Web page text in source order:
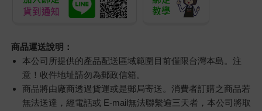
商品運送說明：
本公司所提供的產品配送區域範圍目前僅限台灣本島。注
意！收件地址請勿為郵政信箱。
商品將由廠商透過貨運或是郵局寄送。消費者訂購之商品若
無法送達，經電話或 E-mail無法聯繫逾三天者，本公司將取